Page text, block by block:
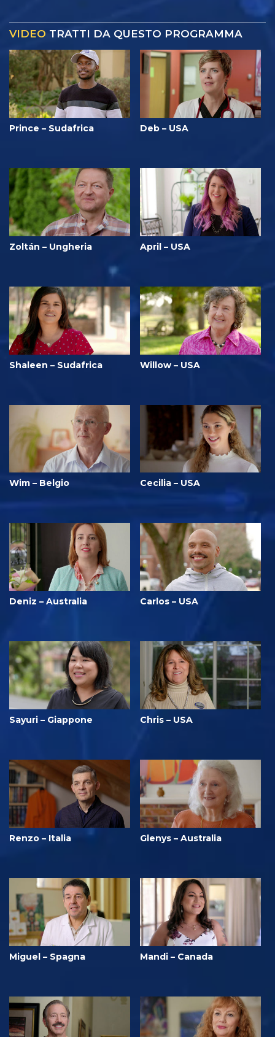
VIDEO TRATTI DA QUESTO PROGRAMMA
Prince – Sudafrica Deb – USA
Zoltán – Ungheria April – USA
Shaleen – Sudafrica Willow – USA
Wim – Belgio Cecilia – USA
Deniz – Australia Carlos – USA
Sayuri – Giappone Chris – USA
Renzo – Italia Glenys – Australia
Miguel – Spagna Mandi – Canada